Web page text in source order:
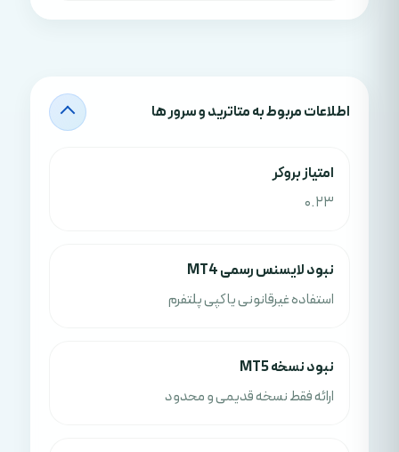
اطلاعات مربوط به متاترید و سرور ها
امتياز بروکر
0.23
نبود لایسنس رسمی MT4
استفاده غیرقانونی یا کپی پلتفرم
نبود نسخه MT5
ارائه فقط نسخه قدیمی و محدود